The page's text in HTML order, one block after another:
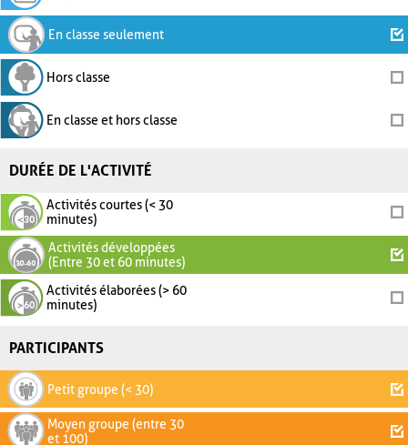
En classe seulement
Hors classe
En classe et hors classe
DURÉE DE L'ACTIVITÉ
Activités courtes (< 30
minutes)
Activités développées
(Entre 30 et 60 minutes)
Activités élaborées (> 60
minutes)
PARTICIPANTS
Petit groupe (< 30)
Moyen groupe (entre 30
et 100)